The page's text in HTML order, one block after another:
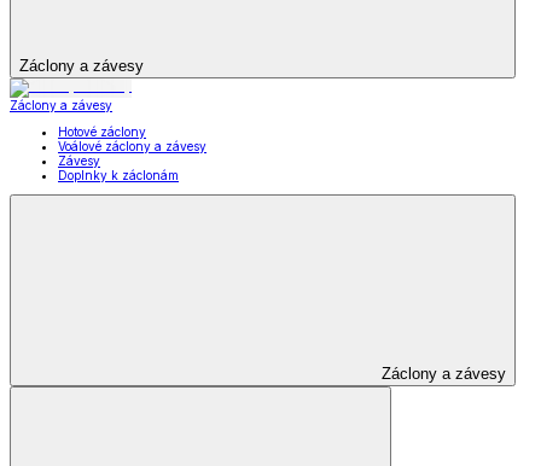
Záclony a závesy
Záclony a závesy
Hotové záclony
Voálové záclony a závesy
Závesy
Doplnky k záclonám
Záclony a závesy